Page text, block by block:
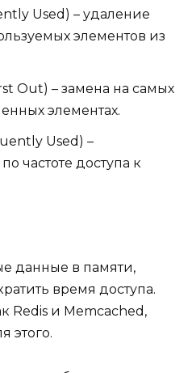
Used) – удаление
элементов из
Out) – замена на самых
элементах.
Used) –
частоте доступа к
данные в памяти,
время доступа.
Redis и Memcached,
этого.